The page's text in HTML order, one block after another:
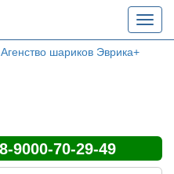
меню
9000-70-29-49